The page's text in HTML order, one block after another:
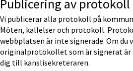
Publicering av
Vi publicerar alla protokoll på
Möten, kallelser och protokoll.
webbplatsen är inte signerade. Om du
originalprotokollet som är signerat är
dig till kanslisekreteraren.